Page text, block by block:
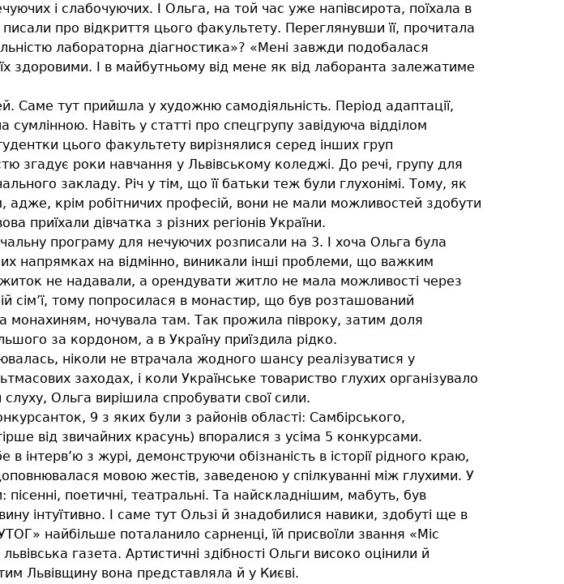
і слабочуючих. І Ольга, на той час уже напівсирота, поїхала в
про відкриття цього факультету. Переглянувши її, прочитала
лабораторна діагностика»? «Мені завжди подобалася
здоровими. І в майбутньому від мене як від лаборанта залежатиме
Саме тут прийшла у художню самодіяльність. Період адаптації,
Навіть у статті про спецгрупу завідуюча відділом
цього факультету вирізнялися серед інших груп
згадує роки навчання у Львівському коледжі. До речі, групу для
закладу. Річ у тім, що її батьки теж були глухонімі. Тому, як
крім робітничих професій, вони не мали можливостей здобути
дівчатка з різних регіонів України.
програму для нечуючих розписали на 3. І хоча Ольга була
напрямках на відмінно, виникали інші проблеми, що важким
не надавали, а орендувати житло не мала можливості через
сім’ї, тому попросилася в монастир, що був розташований
монахиням, ночувала там. Так прожила півроку, затим доля
за кордоном, а в Україну приїздила рідко.
ніколи не втрачала жодного шансу реалізуватися у
заходах, і коли Українське товариство глухих організувало
Ольга вирішила спробувати свої сили.
9 з яких були з районів області: Самбірського,
від звичайних красунь) впоралися з усіма 5 конкурсами.
з журі, демонструючи обізнаність в історії рідного краю,
мовою жестів, заведеною у спілкуванні між глухими. У
поетичні, театральні. Та найскладнішим, мабуть, був
інтуїтивно. І саме тут Ользі й знадобилися навики, здобуті ще в
найбільше поталанило сарненці, їй присвоїли звання «Міс
газета. Артистичні здібності Ольги високо оцінили й
Львівщину вона представляла й у Києві.